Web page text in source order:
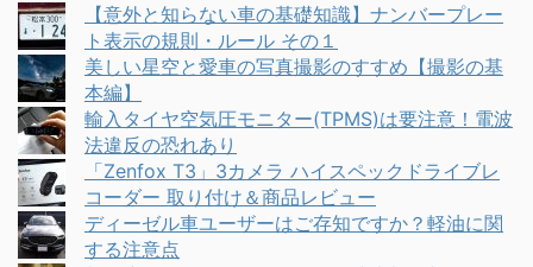
【意外と知らない車の基礎知識】ナンバープレー
ト表示の規則・ルール その１
美しい星空と愛車の写真撮影のすすめ【撮影の基
本編】
輸入タイヤ空気圧モニター(TPMS)は要注意！電波
法違反の恐れあり
「Zenfox T3」3カメラ ハイスペックドライブレ
コーダー 取り付け＆商品レビュー
ディーゼル車ユーザーはご存知ですか？軽油に関
する注意点